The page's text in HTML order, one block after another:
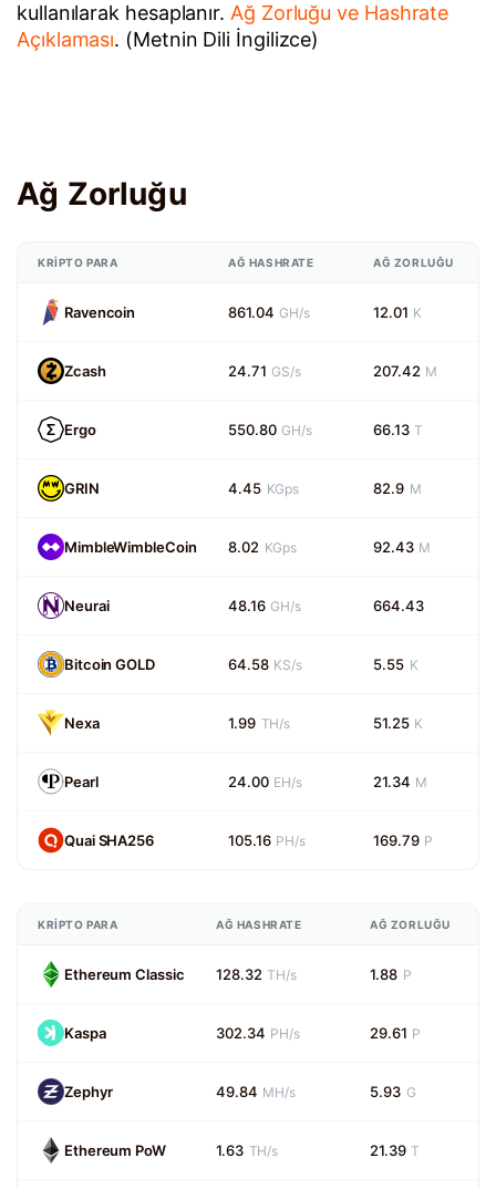
kullanılarak hesaplanır. Ağ Zorluğu ve Hashrate
Açıklaması. (Metnin Dili İngilizce)
Ağ Zorluğu
KRIPTO PARA AĞ HASHRATE AĞ ZORLUĞU
Ravencoin 861.04 GH/s 12.01 K
Zcash 24.71 GS/s 207.42 M
Ergo 550.80 GH/s 66.13 T
GRIN 4.45 KGps 82.9 M
MimbleWimbleCoin 8.02 KGps 92.43 M
Neurai 48.16 GH/s 664.43
Bitcoin GOLD 64.58 KS/s 5.55 K
Nexa 1.99 TH/s 51.25 K
Pearl 24.00 EH/s 21.34 M
Quai SHA256 105.16 PH/s 169.79 P
KRIPTO PARA AĞ HASHRATE AĞ ZORLUĞU
Ethereum Classic 128.32 TH/s 1.88 P
Kaspa 302.34 PH/s 29.61 P
Zephyr 49.84 MH/s 5.93 G
Ethereum PoW 1.63 TH/s 21.39 T